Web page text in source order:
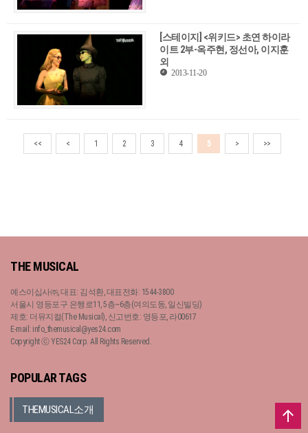
[스테이지] <위키드> 초연 하이라
이트 2부-옥주현, 정선아, 이지훈
외
2013-11-20
<< < 1 2 3 4 5 > >>
THE MUSICAL
예스이십사㈜, 대표: 김석환, 대표전화: 1544-3800
서울시 영등포구 은행로11, 5층~6층(여의도동, 일신빌딩)
제호: 더뮤지컬(The Musical), 신고번호: 영등포, 라00617
E-mail: info_themusical@yes24.com
Copyright ⓒ YES24 Corp. All Rights Reserved.
POPULAR TAGS
THEMUSICAL소개